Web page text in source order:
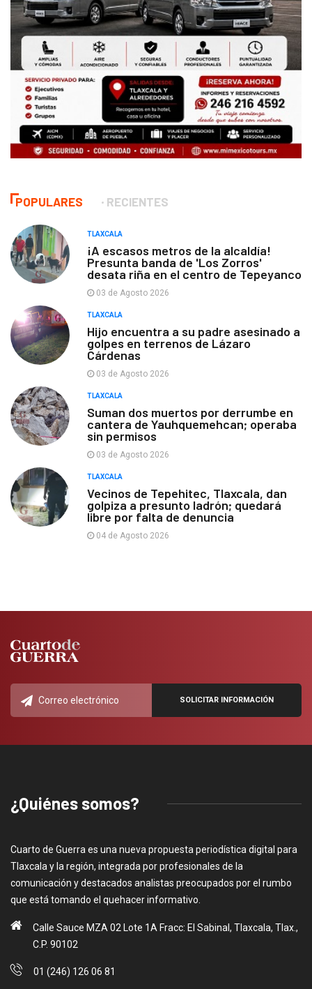
POPULARES RECIENTES
TLAXCALA
¡A escasos metros de la alcaldía!
Presunta banda de 'Los Zorros'
desata riña en el centro de Tepeyanco
03 de Agosto 2026
TLAXCALA
Hijo encuentra a su padre asesinado a
golpes en terrenos de Lázaro
Cárdenas
03 de Agosto 2026
TLAXCALA
Suman dos muertos por derrumbe en
cantera de Yauhquemehcan; operaba
sin permisos
03 de Agosto 2026
TLAXCALA
Vecinos de Tepehitec, Tlaxcala, dan
golpiza a presunto ladrón; quedará
libre por falta de denuncia
04 de Agosto 2026
¿Quiénes somos?
Cuarto de Guerra es una nueva propuesta periodística digital para
Tlaxcala y la región, integrada por profesionales de la
comunicación y destacados analistas preocupados por el rumbo
que está tomando el quehacer informativo.
Calle Sauce MZA 02 Lote 1A Fracc: El Sabinal, Tlaxcala, Tlax.,
C.P. 90102
01 (246) 126 06 81